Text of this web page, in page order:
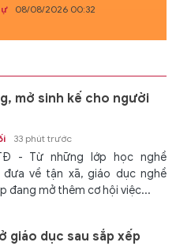
08/08/2026 00:32
mở sinh kế cho người
33 phút trước
- Từ những lớp học nghề
đưa về tận xã, giáo dục nghề
đang mở thêm cơ hội việc...
giáo dục sau sắp xếp